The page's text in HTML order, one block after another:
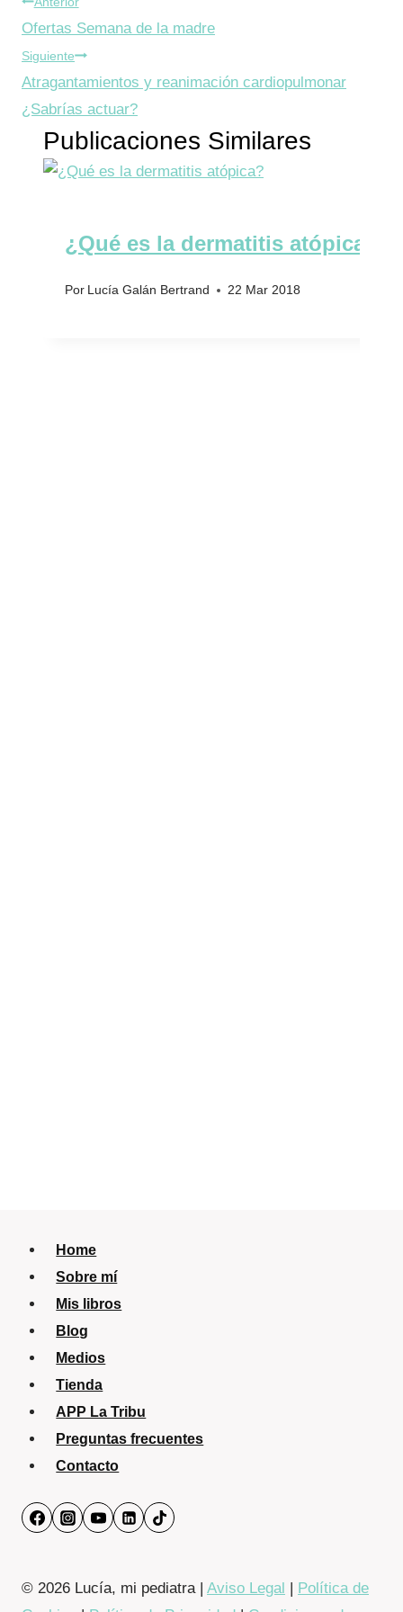
entrada:
de
entradas
Ofertas Semana de la madre
Siguiente
Atragantamientos y reanimación cardiopulmonar
¿Sabrías actuar?
Publicaciones Similares
¿Qué es la dermatitis atópica?
Por Lucía Galán Bertrand 22 Mar 2018
Home
Sobre mí
Mis libros
Blog
Medios
Tienda
APP La Tribu
Preguntas frecuentes
Contacto
© 2026 Lucía, mi pediatra | Aviso Legal | Política de